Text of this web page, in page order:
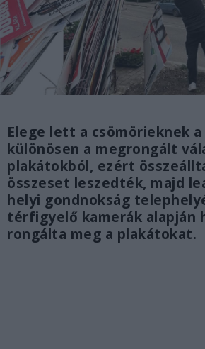
Elege lett a csömörieknek
különösen a megrongált
plakátokból, ezért
összeset leszedték, majd
helyi gondnokság
térfigyelő kamerák alapján
rongálta meg a plakátokat.